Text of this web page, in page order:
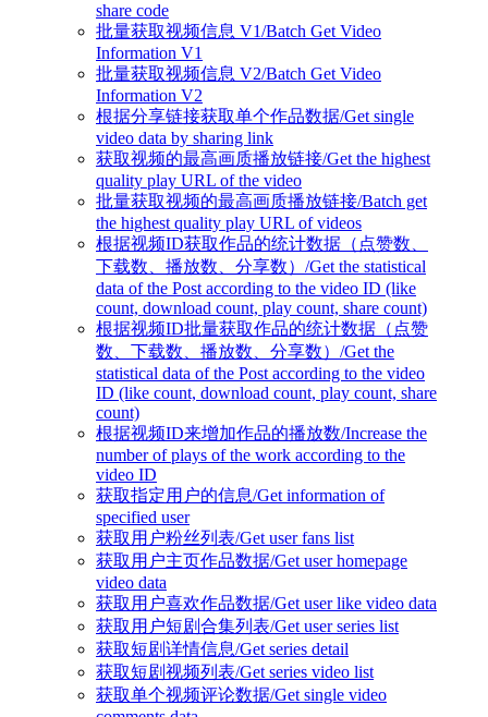
share code
批量获取视频信息 V1/Batch Get Video
Information V1
批量获取视频信息 V2/Batch Get Video
Information V2
根据分享链接获取单个作品数据/Get single
video data by sharing link
获取视频的最高画质播放链接/Get the highest
quality play URL of the video
批量获取视频的最高画质播放链接/Batch get
the highest quality play URL of videos
根据视频ID获取作品的统计数据（点赞数、
下载数、播放数、分享数）/Get the statistical
data of the Post according to the video ID (like
count, download count, play count, share count)
根据视频ID批量获取作品的统计数据（点赞
数、下载数、播放数、分享数）/Get the
statistical data of the Post according to the video
ID (like count, download count, play count, share
count)
根据视频ID来增加作品的播放数/Increase the
number of plays of the work according to the
video ID
获取指定用户的信息/Get information of
specified user
获取用户粉丝列表/Get user fans list
获取用户主页作品数据/Get user homepage
video data
获取用户喜欢作品数据/Get user like video data
获取用户短剧合集列表/Get user series list
获取短剧详情信息/Get series detail
获取短剧视频列表/Get series video list
获取单个视频评论数据/Get single video